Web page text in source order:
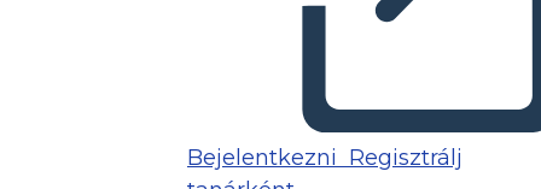
Bejelentkezni Regisztrálj